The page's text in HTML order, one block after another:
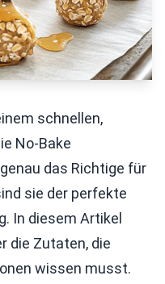
schnellen,
No-Bake
das Richtige für
sie der perfekte
In diesem Artikel
die Zutaten, die
wissen musst.